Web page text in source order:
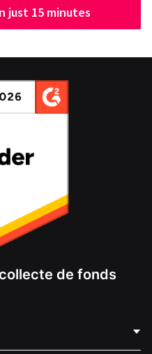
just 15 minutes
de fonds